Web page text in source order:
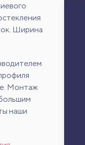
Ширина
Монтаж
наши